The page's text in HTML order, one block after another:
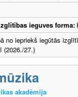
ieguves forma:
no iepriekš iegūtās
(2026./27.)
akadēmija